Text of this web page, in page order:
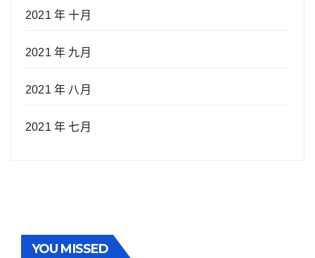
2021 年 十月
2021 年 九月
2021 年 八月
2021 年 七月
YOU MISSED